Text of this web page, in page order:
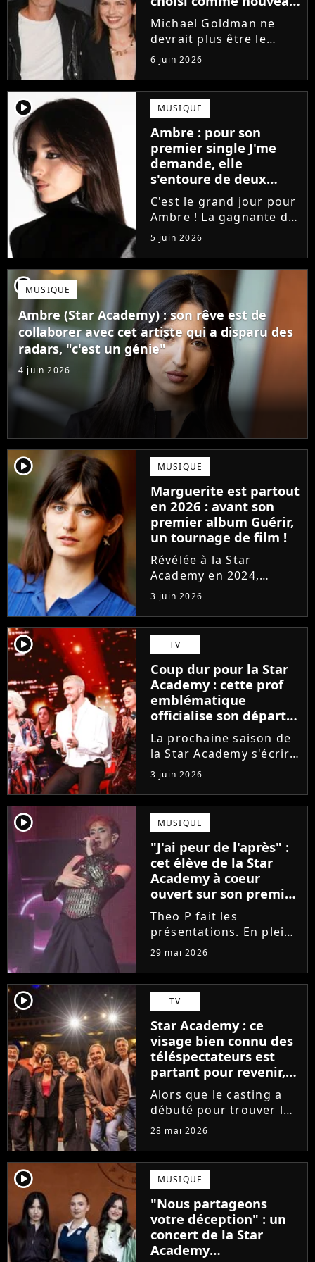
directeur ?
Michael Goldman ne
devrait plus être le
directeur de la Star
Academy lors de la
saison 2026. Et pour lui
succéder, c'est un
ancien gagnant de
l'émission de TF1 qui
sera aujourd'hui...
6 juin 2026
player2 MUSIQUE
Ambre : pour son
premier single J'me
demande, elle
s'entoure de deux
proches de Slimane
C'est le grand jour pour
Ambre ! La gagnante de
la Star Academy fait ses
premiers pas dans
l'industrie en publiant
J'me demande, un
premier single que la
chanteuse a
confectionné avec...
5 juin 2026
player2MUSIQUE
Ambre (Star Academy) : son rêve est de
collaborer avec cet artiste qui a disparu des
radars, "c'est un génie"
4 juin 2026
player2 MUSIQUE
Marguerite est partout
en 2026 : avant son
premier album Guérir,
un tournage de film !
Révélée à la Star
Academy en 2024,
Marguerite officialise
l'arrivée pour l'automne
de son premier album
Guérir. En parallèle, la
chanteuse et
comédienne rejoindra
Laura Felpin, Harpo...
3 juin 2026
player2 TV
Coup dur pour la Star
Academy : cette prof
emblématique
officialise son départ,
"Ça devenait assez
compliqué"
La prochaine saison de
la Star Academy s'écrira
avec une nouvelle
recrue dans ses rangs.
Coach d'expression
scénique de l'émission,
Marlène Schaff ne
rempilera pas à la table
des professeurs...
3 juin 2026
player2 MUSIQUE
"J'ai peur de l'après" :
cet élève de la Star
Academy à coeur
ouvert sur son premier
single intime
Theo P fait les
présentations. En pleine
tournée, l'élève de la
son tout premier single.
Avec Garçon solide, le
chanteur livre une
facette plus fragile de
sa personnalité....
29 mai 2026
player2 TV
Star Academy : ce
visage bien connu des
téléspectateurs est
partant pour revenir,
sauf que la place est
déjà prise
Alors que le casting a
débuté pour trouver les
prochains Pierre
Ambre, une professeure
emblématique de la Star
Academy se positionne
pour enseigner le chant
aux...
28 mai 2026
player2 MUSIQUE
"Nous partageons
votre déception" : un
concert de la Star
Academy